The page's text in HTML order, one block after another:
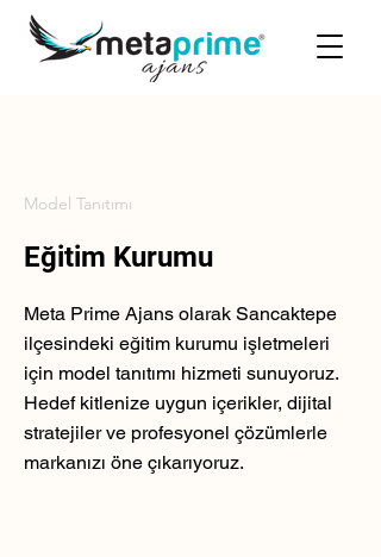
Model Tanıtımı
Eğitim Kurumu
Meta Prime Ajans olarak Sancaktepe
ilçesindeki eğitim kurumu işletmeleri
için model tanıtımı hizmeti sunuyoruz.
Hedef kitlenize uygun içerikler, dijital
stratejiler ve profesyonel çözümlerle
markanızı öne çıkarıyoruz.